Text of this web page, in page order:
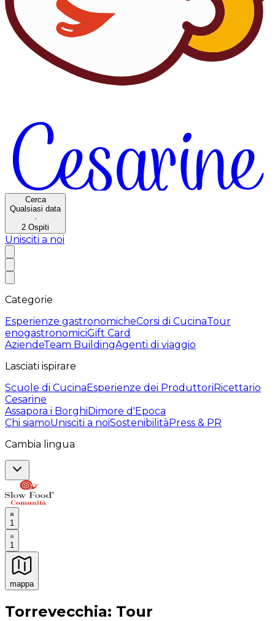
Cerca
Qualsiasi data
·
2 Ospiti
Unisciti a noi
Categorie
Esperienze gastronomicheCorsi di CucinaTour
enogastronomiciGift Card
AziendeTeam BuildingAgenti di viaggio
Lasciati ispirare
Scuole di CucinaEsperienze dei ProduttoriRicettario
Cesarine
Assapora i BorghiDimore d'Epoca
Chi siamoUnisciti a noiSostenibilitàPress & PR
Cambia lingua
1
1
mappa
Esperienze culinarie indimenticabili: Esperienze
Torrevecchia: Tour